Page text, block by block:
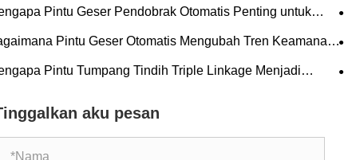
Pintu Geser Pendobrak Otomatis Penting untuk
Modern?
Pintu Geser Otomatis Mengubah Tren Keamanan,
dan Arsitektur Masa Depan?
Pintu Tumpang Tindih Triple Linkage Menjadi
aku pesan